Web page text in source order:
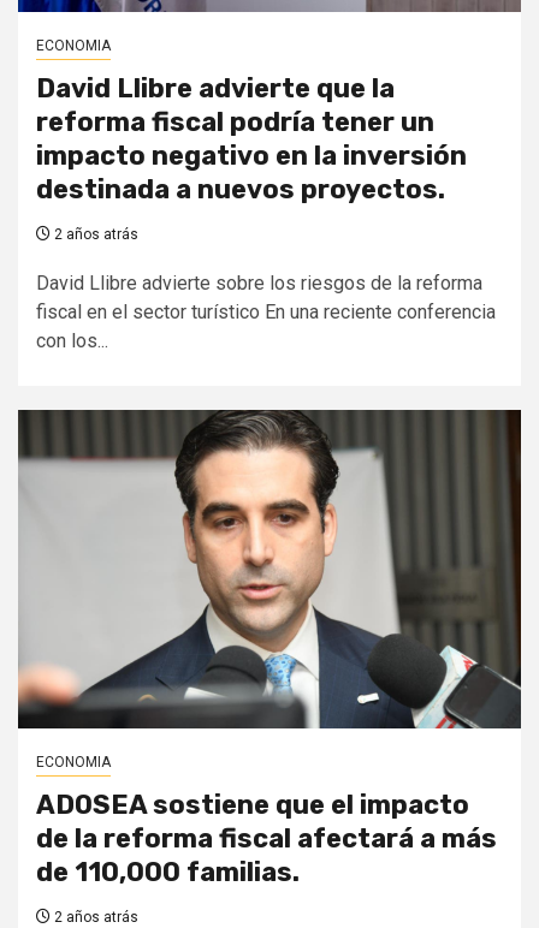
ECONOMIA
David Llibre advierte que la
reforma fiscal podría tener un
impacto negativo en la inversión
destinada a nuevos proyectos.
2 años atrás
David Llibre advierte sobre los riesgos de la reforma
fiscal en el sector turístico En una reciente conferencia
con los...
ECONOMIA
ADOSEA sostiene que el impacto
de la reforma fiscal afectará a más
de 110,000 familias.
2 años atrás